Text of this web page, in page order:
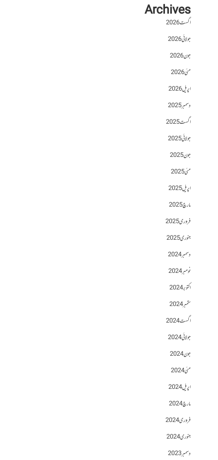
Archives
اگست 2026
جولائی 2026
جون 2026
مئی 2026
اپریل 2026
دسمبر 2025
اگست 2025
جولائی 2025
جون 2025
مئی 2025
اپریل 2025
مارچ 2025
فروری 2025
جنوری 2025
دسمبر 2024
نومبر 2024
اکتوبر 2024
ستمبر 2024
اگست 2024
جولائی 2024
جون 2024
مئی 2024
اپریل 2024
مارچ 2024
فروری 2024
جنوری 2024
دسمبر 2023